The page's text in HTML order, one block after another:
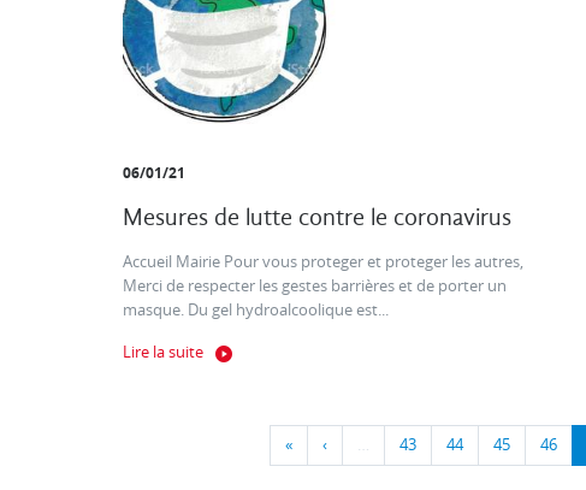
06/01/21
Mesures de lutte contre le coronavirus
Accueil Mairie Pour vous proteger et proteger les autres,
Merci de respecter les gestes barrières et de porter un
masque. Du gel hydroalcoolique est...
Lire la suite
« ‹ … 43 44 45 46